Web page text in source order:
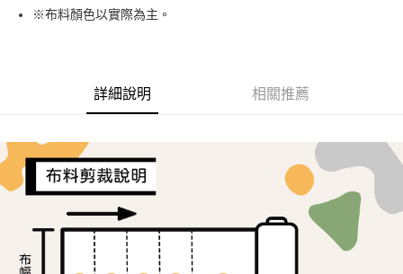
每筆NT$65，滿NT$1,500(含以上)免運費
7-11取貨付款
每筆NT$65，滿NT$1,500(含以上)免運費
宅配
每筆NT$150，滿NT$1,500(含以上)免運費
離島宅配
每筆NT$240
※布料顏色以實際為主。
詳細說明 相關推薦